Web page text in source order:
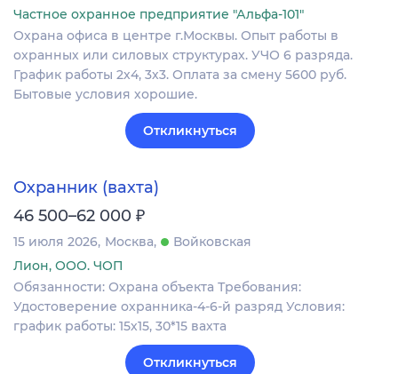
Частное охранное предприятие "Альфа-101"
Охрана офиса в центре г.Москвы. Опыт работы в
охранных или силовых структурах. УЧО 6 разряда.
График работы 2х4, 3х3. Оплата за смену 5600 руб.
Бытовые условия хорошие.
Откликнуться
Охранник (вахта)
46 500–62 000 ₽
15 июля 2026 Москва
Войковская
Лион, ООО. ЧОП
Обязанности: Охрана объекта Требования:
Удостоверение охранника-4-6-й разряд Условия:
график работы: 15х15, 30*15 вахта
Откликнуться